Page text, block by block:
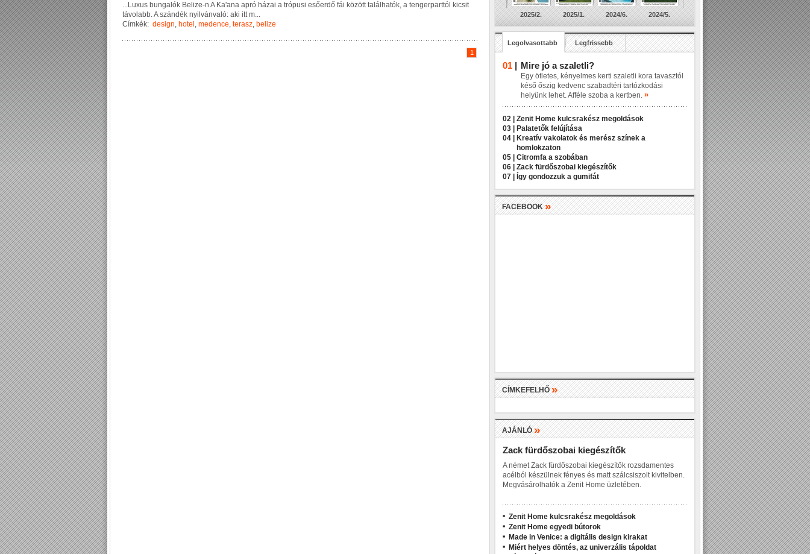
...Luxus bunga ók Be ize-n A Ka'ana apró házai a trópusi esőerdő fái között ta á hatók, a tengerparttó kicsit
távo abb.A szándé k nyi vánva ó: aki itt m...
Címkék: design, hotel , medence, terasz, belize
1
2025/2. 2025/1. 2024/6. 2024/5.
Legolvasottabb Legfrissebb
01 | Mire jó a szaletli?
Egy ötletes, kényelmes kerti szaletli kora tavasztól
késő őszig kedvenc szabadtéri tartózkodási
helyünk lehet. Afféle szoba a kertben. »
02 |
Zenit Home kulcsrakész megoldások
03 |
Palatetők felújítása
04 |
Kreatív vakolatok és merész színek a
homlokzaton
05 |
Citromfa a szobában
06 |
Zack fürdőszobai kiegészítők
07 |
Így gondozzuk a gumifát
FACEBOOK»
CÍMKEFELHŐ»
AJÁNLÓ»
Zack fürdőszobai kiegészítők
A német Zack fürdőszobai kiegészítők rozsdamentes
acélból készülnek fényes és matt szálcsiszolt kivitelben.
Megvásárolhatók a Zenit Home üzletében.
Zenit Home kulcsrakész megoldások
Zenit Home egyedi bútorok
Made in Venice: a digitális design kirakat
Miért helyes döntés, az univerzális tápoldat